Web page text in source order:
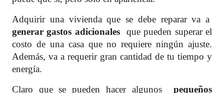
Adquirir una vivienda que se debe reparar va a
generar gastos adicionales que pueden superar el
costo de una casa que no requiere ningún ajuste.
Además, va a requerir gran cantidad de tu tiempo y
energía.
Claro que se pueden hacer algunos
pequeños